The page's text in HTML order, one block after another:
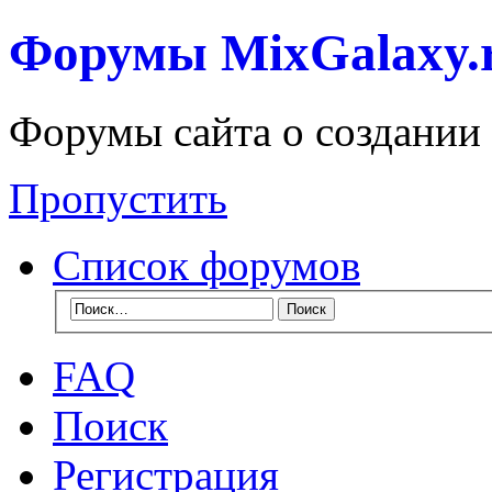
Форумы
Форумы сайта о
Пропустить
Список форумов
FAQ
Поиск
Регистрация